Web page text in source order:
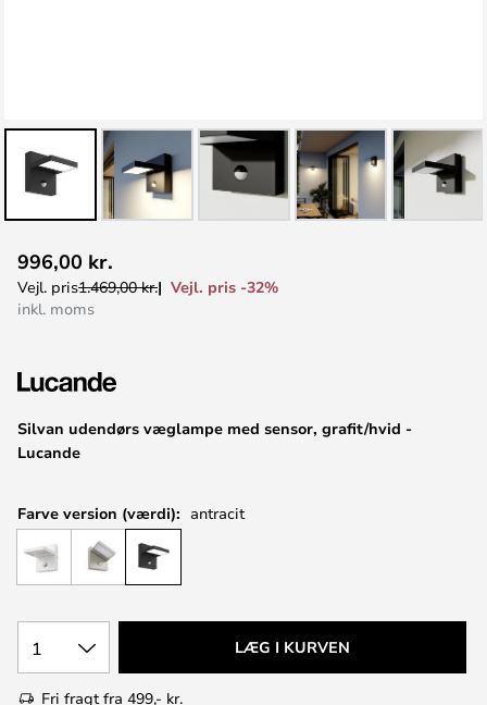
til
starten
Silvan udendørs væglampe med sensor, grafit/hvid -
Lucande
996,00 kr.
Vejl. pris1.469,00 kr.
Vejl. pris -32%
inkl. moms
Farve version (værdi): antracit
1 LÆG I KURVEN
Fri fragt fra 499,- kr.